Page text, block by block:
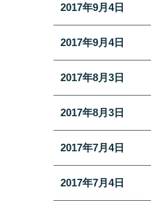
2017年9月4日
2017年9月4日
2017年8月3日
2017年8月3日
2017年7月4日
2017年7月4日